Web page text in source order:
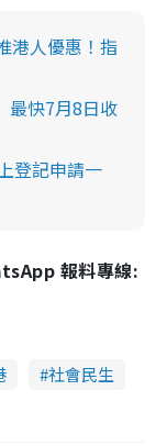
港人優惠！指
最快7月8日收
登記申請一
報料專線:
社會民生